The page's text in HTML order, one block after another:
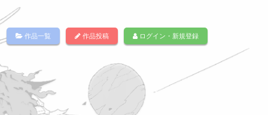
作品一覧 作品投稿 ログイン・新規登録